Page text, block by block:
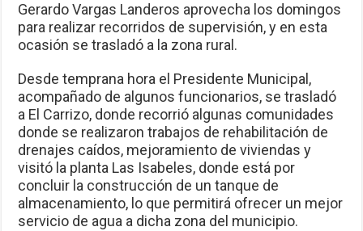
Gerardo Vargas Landeros aprovecha los domingos
para realizar recorridos de supervisión, y en esta
ocasión se trasladó a la zona rural.
Desde temprana hora el Presidente Municipal,
acompañado de algunos funcionarios, se trasladó
a El Carrizo, donde recorrió algunas comunidades
donde se realizaron trabajos de rehabilitación de
drenajes caídos, mejoramiento de viviendas y
visitó la planta Las Isabeles, donde está por
concluir la construcción de un tanque de
almacenamiento, lo que permitirá ofrecer un mejor
servicio de agua a dicha zona del municipio.